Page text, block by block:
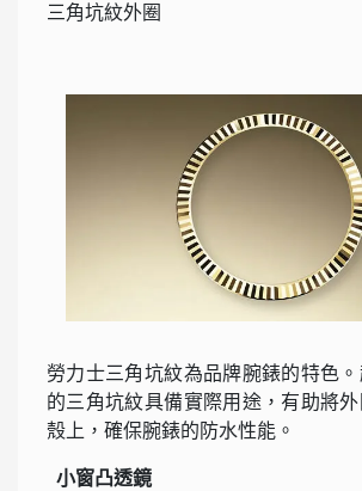
三角坑紋外圈
勞力士三角坑紋為品牌腕錶的特色
的三角坑紋具備實際用途，有助將
殼上，確保腕錶的防水性能。
小窗凸透鏡